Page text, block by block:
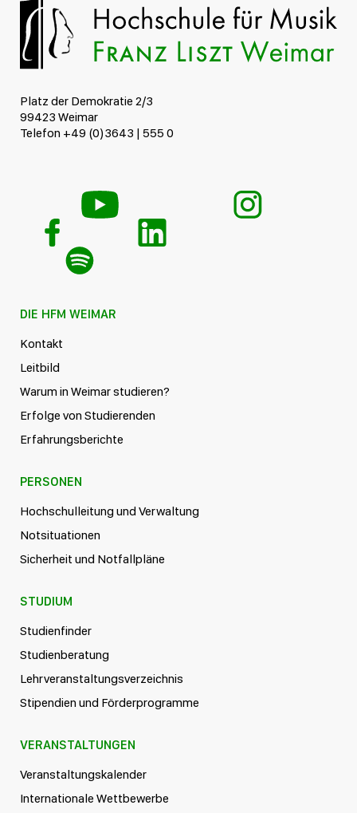
Platz der Demokratie 2/3
99423 Weimar
Telefon +49 (0)3643 | 555 0
DIE HFM WEIMAR
Kontakt
Leitbild
Warum in Weimar studieren?
Erfolge von Studierenden
Erfahrungsberichte
PERSONEN
Hochschulleitung und Verwaltung
Notsituationen
Sicherheit und Notfallpläne
STUDIUM
Studienfinder
Studienberatung
Lehrveranstaltungsverzeichnis
Stipendien und Förderprogramme
VERANSTALTUNGEN
Veranstaltungskalender
Internationale Wettbewerbe